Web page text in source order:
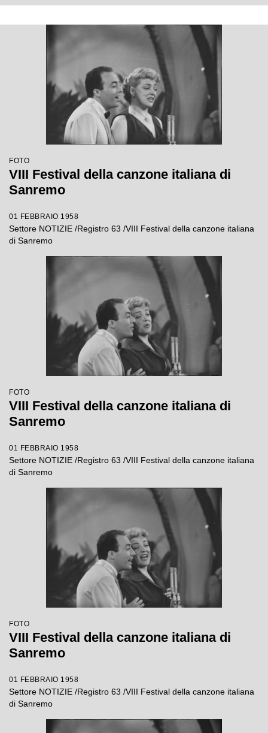
FOTO
VIII Festival della canzone italiana di
Sanremo
01 FEBBRAIO 1958
Settore NOTIZIE /Registro 63 /VIII Festival della canzone italiana
di Sanremo
FOTO
VIII Festival della canzone italiana di
Sanremo
01 FEBBRAIO 1958
Settore NOTIZIE /Registro 63 /VIII Festival della canzone italiana
di Sanremo
FOTO
VIII Festival della canzone italiana di
Sanremo
01 FEBBRAIO 1958
Settore NOTIZIE /Registro 63 /VIII Festival della canzone italiana
di Sanremo